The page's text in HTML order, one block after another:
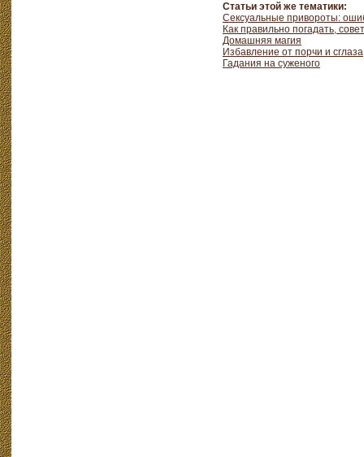
Статьи этой же тематики:
Сексуальные привороты:
Как правильно погадать,
Домашняя магия
Избавление от порчи и сглаза
Гадания на суженого